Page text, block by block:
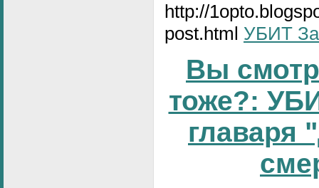
http://
post.html УБИТ
Вы
тоже?:
главаря